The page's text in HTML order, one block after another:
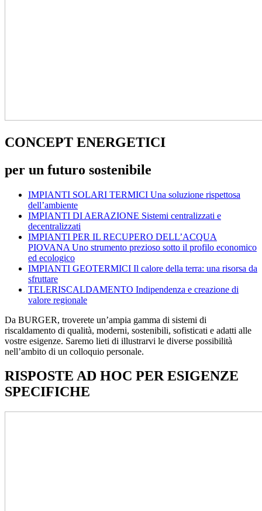
CONCEPT ENERGETICI
per un futuro sostenibile
IMPIANTI SOLARI TERMICI Una soluzione rispettosa
dell’ambiente
IMPIANTI DI AERAZIONE Sistemi centralizzati e
decentralizzati
IMPIANTI PER IL RECUPERO DELL’ACQUA
PIOVANA Uno strumento prezioso sotto il profilo economico
ed ecologico
IMPIANTI GEOTERMICI Il calore della terra: una risorsa da
sfruttare
TELERISCALDAMENTO Indipendenza e creazione di
valore regionale
Da BURGER, troverete un’ampia gamma di sistemi di
riscaldamento di qualità, moderni, sostenibili, sofisticati e adatti alle
vostre esigenze. Saremo lieti di illustrarvi le diverse possibilità
nell’ambito di un colloquio personale.
RISPOSTE AD HOC PER ESIGENZE
SPECIFICHE